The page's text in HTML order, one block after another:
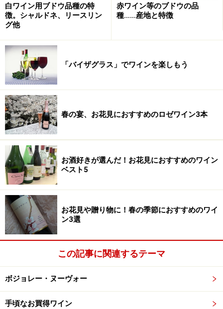
白ワイン用ブドウ品種の特
徴。シャルドネ、リースリン
グ他
赤ワイン等のブドウの品
種……産地と特徴
「バイザグラス」でワインを楽しもう
春の宴、お花見におすすめのロゼワイン3本
お酒好きが選んだ！お花見におすすめのワイン
ベスト5
お花見や贈り物に！春の季節におすすめのワイ
ン3選
この記事に関連するテーマ
ボジョレー・ヌーヴォー
手頃なお買得ワイン